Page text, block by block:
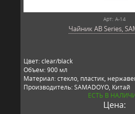
Арт: A-14
Чайник AB Series,
Цвет: clear/black
Объем: 900 мл
Материал: стекло, пластик,
Производитель: SAMADOYO, Китай
ЕСТЬ В
Цена: